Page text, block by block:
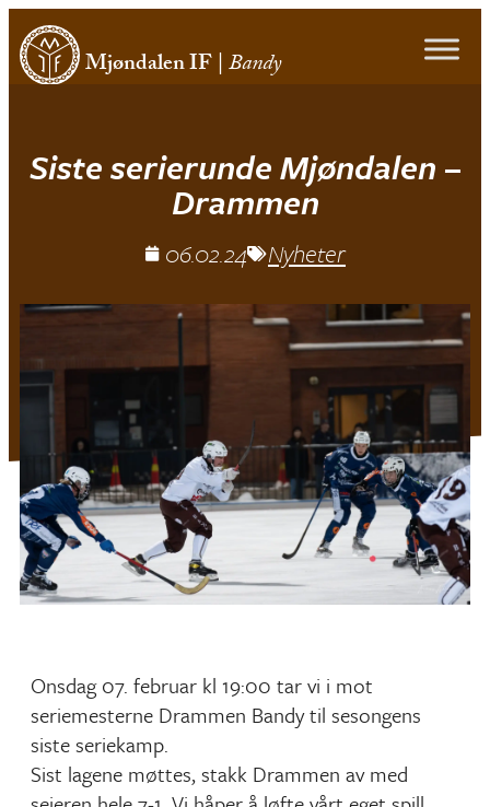
Mjøndalen IF|Bandy
Siste serierunde Mjøndalen –
Drammen
06.02.24 Nyheter
Onsdag 07. februar kl 19:00 tar vi i mot
seriemesterne Drammen Bandy til sesongens
siste seriekamp.
Sist lagene møttes, stakk Drammen av med